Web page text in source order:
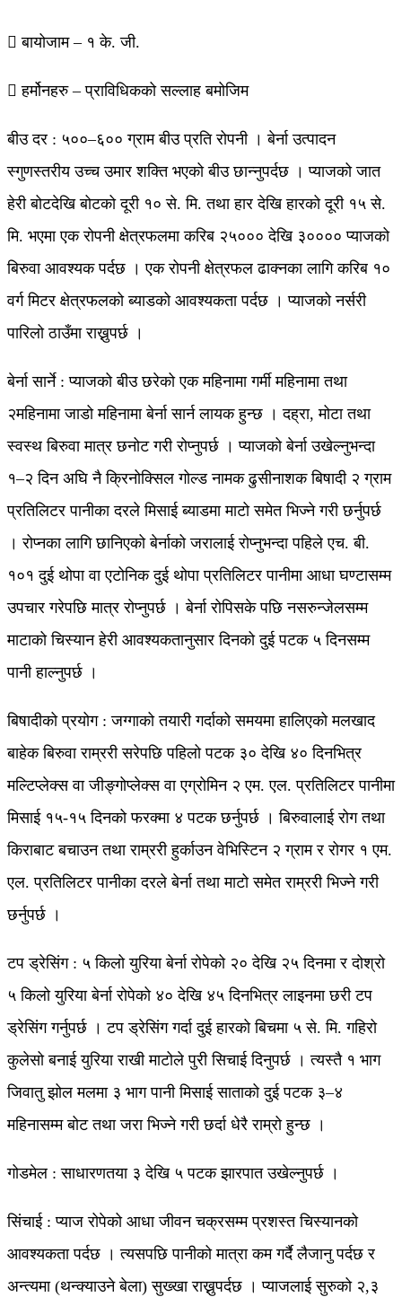
 बायोजाम – १ के. जी.
 हर्मोनहरु – प्राविधिकको सल्लाह बमोजिम
बीउ दर : ५००–६०० ग्राम बीउ प्रति रोपनी । बेर्ना उत्पादन
स्गुणस्तरीय उच्च उमार शक्ति भएको बीउ छान्नुपर्दछ । प्याजको जात
हेरी बोटदेखि बोटको दूरी १० से. मि. तथा हार देखि हारको दूरी १५ से.
मि. भएमा एक रोपनी क्षेत्रफलमा करिब २५००० देखि ३०००० प्याजको
बिरुवा आवश्यक पर्दछ । एक रोपनी क्षेत्रफल ढाक्नका लागि करिब १०
वर्ग मिटर क्षेत्रफलको ब्याडको आवश्यकता पर्दछ । प्याजको नर्सरी
पारिलो ठाउँमा राख्नुपर्छ ।
बेर्ना सार्ने : प्याजको बीउ छरेको एक महिनामा गर्मी महिनामा तथा
२महिनामा जाडो महिनामा बेर्ना सार्न लायक हुन्छ । दह्रा, मोटा तथा
स्वस्थ बिरुवा मात्र छनोट गरी रोप्नुपर्छ । प्याजको बेर्ना उखेल्नुभन्दा
१–२ दिन अघि नै क्रिनोक्सिल गोल्ड नामक ढुसीनाशक बिषादी २ ग्राम
प्रतिलिटर पानीका दरले मिसाई ब्याडमा माटो समेत भिज्ने गरी छर्नुपर्छ
। रोप्नका लागि छानिएको बेर्नाको जरालाई रोप्नुभन्दा पहिले एच. बी.
१०१ दुई थोपा वा एटोनिक दुई थोपा प्रतिलिटर पानीमा आधा घण्टासम्म
उपचार गरेपछि मात्र रोप्नुपर्छ । बेर्ना रोपिसके पछि नसरुन्जेलसम्म
माटाको चिस्यान हेरी आवश्यकतानुसार दिनको दुई पटक ५ दिनसम्म
पानी हाल्नुपर्छ ।
बिषादीको प्रयोग : जग्गाको तयारी गर्दाको समयमा हालिएको मलखाद
बाहेक बिरुवा राम्ररी सरेपछि पहिलो पटक ३० देखि ४० दिनभित्र
मल्टिप्लेक्स वा जीङ्गोप्लेक्स वा एग्रोमिन २ एम. एल. प्रतिलिटर पानीमा
मिसाई १५-१५ दिनको फरक्मा ४ पटक छर्नुपर्छ । बिरुवालाई रोग तथा
किराबाट बचाउन तथा राम्ररी हुर्काउन वेभिस्टिन २ ग्राम र रोगर १ एम.
एल. प्रतिलिटर पानीका दरले बेर्ना तथा माटो समेत राम्ररी भिज्ने गरी
छर्नुपर्छ ।
टप ड्रेसिंग : ५ किलो युरिया बेर्ना रोपेको २० देखि २५ दिनमा र दोश्रो
५ किलो युरिया बेर्ना रोपेको ४० देखि ४५ दिनभित्र लाइनमा छरी टप
ड्रेसिंग गर्नुपर्छ । टप ड्रेसिंग गर्दा दुई हारको बिचमा ५ से. मि. गहिरो
कुलेसो बनाई युरिया राखी माटोले पुरी सिचाई दिनुपर्छ । त्यस्तै १ भाग
जिवातु झोल मलमा ३ भाग पानी मिसाई साताको दुई पटक ३–४
महिनासम्म बोट तथा जरा भिज्ने गरी छर्दा धेरै राम्रो हुन्छ ।
गोडमेल : साधारणतया ३ देखि ५ पटक झारपात उखेल्नुपर्छ ।
सिंचाई : प्याज रोपेको आधा जीवन चक्रसम्म प्रशस्त चिस्यानको
आवश्यकता पर्दछ । त्यसपछि पानीको मात्रा कम गर्दै लैजानु पर्दछ र
अन्त्यमा (थन्क्याउने बेला) सुख्खा राख्नुपर्दछ । प्याजलाई सुरुको २,३